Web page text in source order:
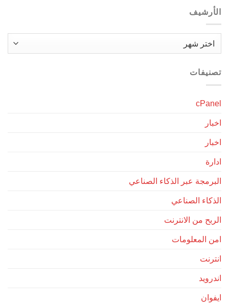
الأرشيف
الأرشيف
تصنيفات
cPanel
اخبار
اخبار
ادارة
البرمجة عبر الذكاء الصناعي
الذكاء الصناعي
الربح من الانترنت
امن المعلومات
انترنت
اندرويد
ايفوان